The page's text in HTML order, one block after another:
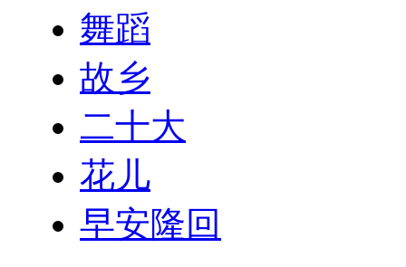
舞蹈
故乡
二十大
花儿
早安隆回